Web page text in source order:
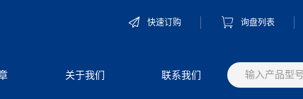
快速订购 询盘列表
关于我们 联系我们